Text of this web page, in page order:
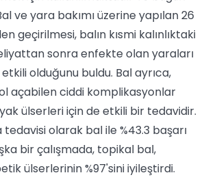
ve yara bakımı üzerine yapılan 26
geçirilmesi, balın kısmi kalınlıktaki
sonra enfekte olan yaraları
olduğunu buldu. Bal ayrıca,
açabilen ciddi komplikasyonlar
ülserleri için de etkili bir tedavidir.
tedavisi olarak bal ile %43.3 başarı
bir çalışmada, topikal bal,
ülserlerinin %97'sini iyileştirdi.